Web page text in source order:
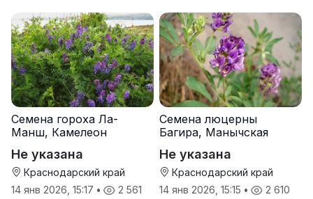
Семена гороха Ла-
Манш, Камелеон
Не указана
Краснодарский край
14 янв 2026, 15:17 • 2 561
Семена люцерны
Багира, Манычская
Не указана
Краснодарский край
14 янв 2026, 15:15 • 2 610